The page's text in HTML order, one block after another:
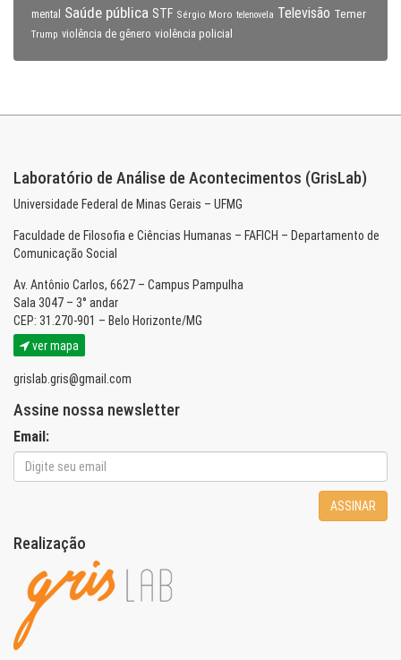
mental
Saúde pública STF Sérgio Moro telenovela Televisão Temer
Trump violência de gênero violência policial
Laboratório de Análise de Acontecimentos (GrisLab)
Universidade Federal de Minas Gerais – UFMG
Faculdade de Filosofia e Ciências Humanas – FAFICH – Departamento de
Comunicação Social
Av. Antônio Carlos, 6627 – Campus Pampulha
Sala 3047 – 3° andar
CEP: 31.270-901 – Belo Horizonte/MG
ver mapa
grislab.gris@gmail.com
Assine nossa newsletter
Email:
ASSINAR
Realização